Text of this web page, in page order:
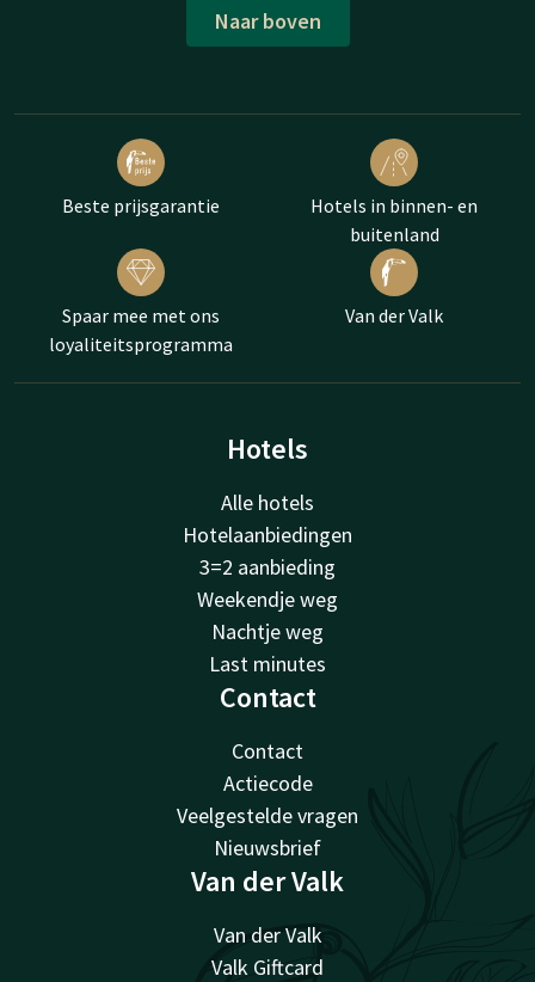
Naar boven
Beste prijsgarantie
Hotels in binnen- en
buitenland
Spaar mee met ons
loyaliteitsprogramma
Van der Valk
Hotels
Alle hotels
Hotelaanbiedingen
3=2 aanbieding
Weekendje weg
Nachtje weg
Last minutes
Contact
Contact
Actiecode
Veelgestelde vragen
Nieuwsbrief
Van der Valk
Van der Valk
Valk Giftcard